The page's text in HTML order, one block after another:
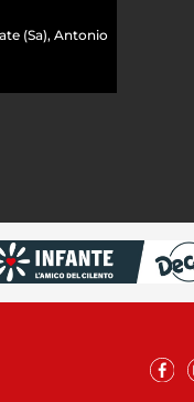
(Sa), Antonio